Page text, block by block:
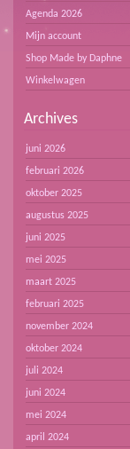
Agenda 2026
Mijn account
Shop Made by Daphne
Winkelwagen
Archives
juni 2026
februari 2026
oktober 2025
augustus 2025
juni 2025
mei 2025
maart 2025
februari 2025
november 2024
oktober 2024
juli 2024
juni 2024
mei 2024
april 2024